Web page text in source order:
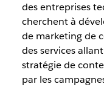
des entreprises
cherchent à
de marketing de
des services
stratégie de
par les